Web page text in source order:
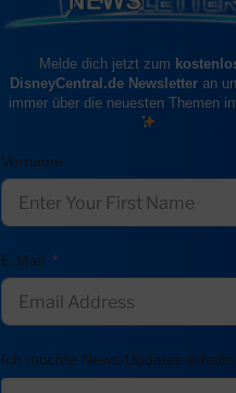
Melde dich jetzt zum
DisneyCentral.de Newsletter an
immer über die neuesten Themen
Vorname
E-Mail
Ich möchte News-Updates